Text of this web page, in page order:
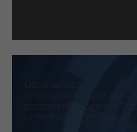
Informationen zur
personenbezogenen
unseren